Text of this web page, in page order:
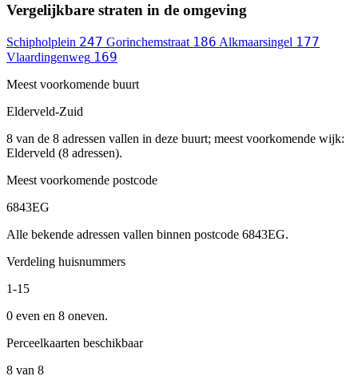
Vergelijkbare straten in de omgeving
Schipholplein 247 Gorinchemstraat 186 Alkmaarsingel 177
Vlaardingenweg 169
Meest voorkomende buurt
Elderveld-Zuid
8 van de 8 adressen vallen in deze buurt; meest voorkomende wijk:
Elderveld (8 adressen).
Meest voorkomende postcode
6843EG
Alle bekende adressen vallen binnen postcode 6843EG.
Verdeling huisnummers
1-15
0 even en 8 oneven.
Perceelkaarten beschikbaar
8 van 8